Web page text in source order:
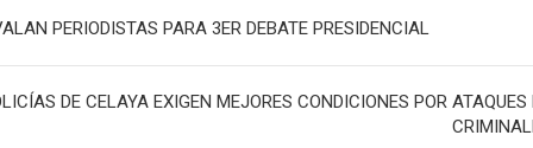
PERIODISTAS PARA 3ER DEBATE PRESIDENCIAL
DE CELAYA EXIGEN MEJORES CONDICIONES POR ATAQUES